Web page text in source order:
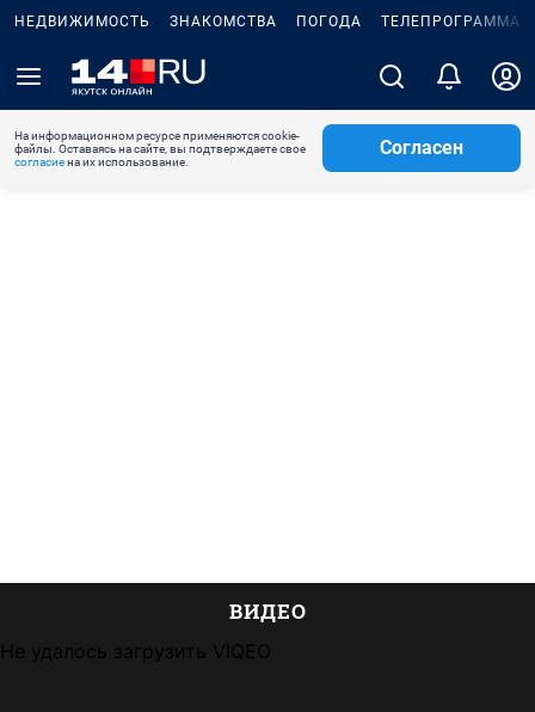
НЕДВИЖИМОСТЬ ЗНАКОМСТВА ПОГОДА ТЕЛЕПРОГРАММА
На информационном ресурсе применяются cookie-
файлы. Оставаясь на сайте, вы подтверждаете свое
согласиена их использование.
Согласен
ВИДЕО
Не удалось загрузить VIQEO